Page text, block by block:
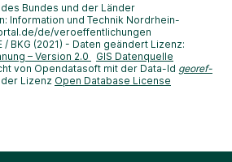
Bundes und der Länder
Information und Technik Nordrhein-
de/veroeffentlichungen
BKG (2021) - Daten geändert Lizenz:
– Version 2.0
GIS Datenquelle
von Opendatasoft mit der Data-Id georef-
Lizenz Open Database License